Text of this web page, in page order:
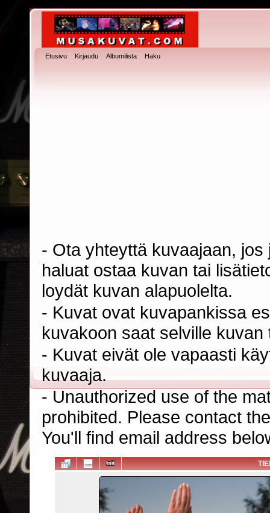
Etusivu Kirjaudu Albumilista Haku
- Ota yhteyttä kuvaajaan,
haluat ostaa kuvan tai
loydät kuvan alapuolelta.
- Kuvat ovat kuvapankissa
kuvakoon saat selville
- Kuvat eivät ole vapaasti
kuvaaja.
- Unauthorized use of the
prohibited. Please contact
You'll find email address